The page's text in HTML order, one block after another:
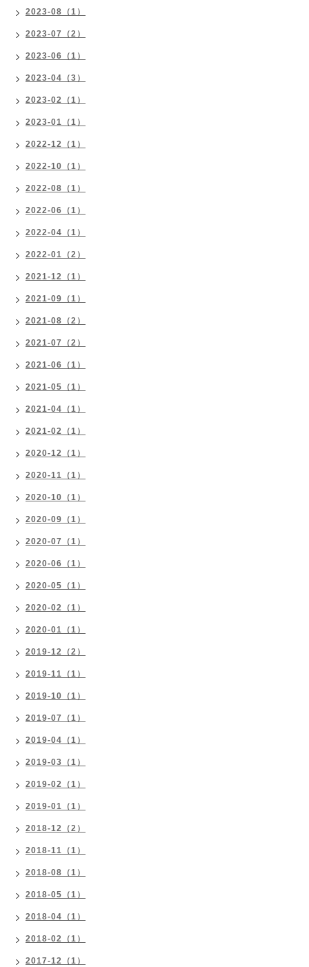
2023-08（1）
2023-07（2）
2023-06（1）
2023-04（3）
2023-02（1）
2023-01（1）
2022-12（1）
2022-10（1）
2022-08（1）
2022-06（1）
2022-04（1）
2022-01（2）
2021-12（1）
2021-09（1）
2021-08（2）
2021-07（2）
2021-06（1）
2021-05（1）
2021-04（1）
2021-02（1）
2020-12（1）
2020-11（1）
2020-10（1）
2020-09（1）
2020-07（1）
2020-06（1）
2020-05（1）
2020-02（1）
2020-01（1）
2019-12（2）
2019-11（1）
2019-10（1）
2019-07（1）
2019-04（1）
2019-03（1）
2019-02（1）
2019-01（1）
2018-12（2）
2018-11（1）
2018-08（1）
2018-05（1）
2018-04（1）
2018-02（1）
2017-12（1）